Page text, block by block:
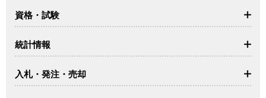
資格・試験
統計情報
入札・発注・売却